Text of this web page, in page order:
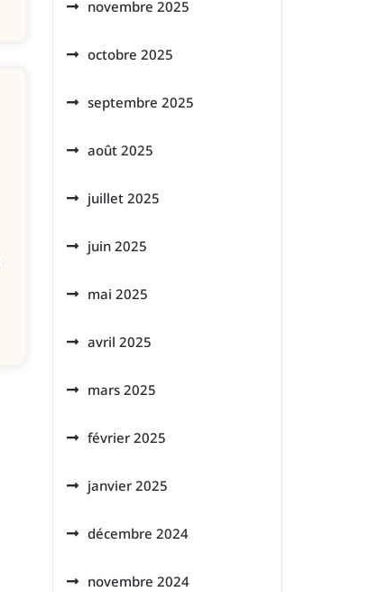
novembre 2025
octobre 2025
septembre 2025
août 2025
juillet 2025
juin 2025
mai 2025
avril 2025
mars 2025
février 2025
janvier 2025
décembre 2024
novembre 2024